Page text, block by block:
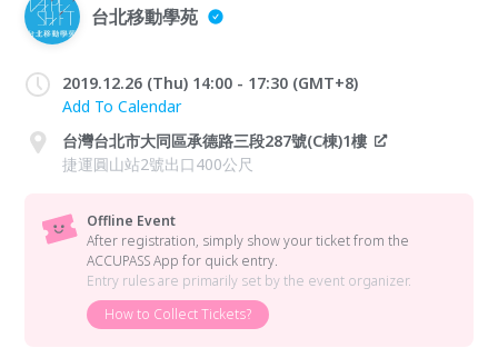
台北移動學苑
2019.12.26 (Thu) 14:00 - 17:30 (GMT+8)
Add To Calendar
台灣台北市大同區承德路三段287號(C棟)1樓
捷運圓山站2號出口400公尺
Offline Event
After registration, simply show your ticket from the
ACCUPASS App for quick entry.
Entry rules are primarily set by the event organizer.
How to Collect Tickets?